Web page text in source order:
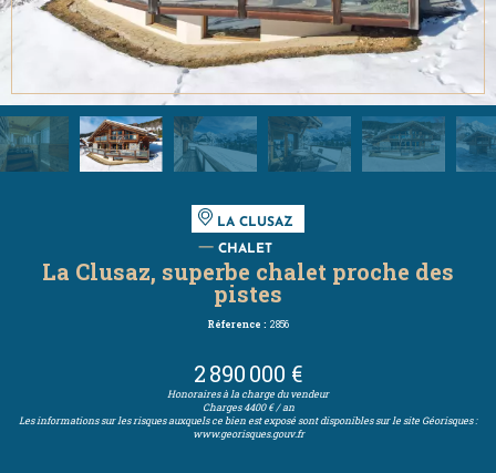
LA CLUSAZ
CHALET
La Clusaz, superbe chalet proche des
pistes
Réference : 2856
2 890 000 €
Honoraires à la charge du vendeur
Charges4400 € / an
Les informations sur les risques auxquels ce bien est exposé sont disponibles sur le site Géorisques :
www.georisques.gouv.fr